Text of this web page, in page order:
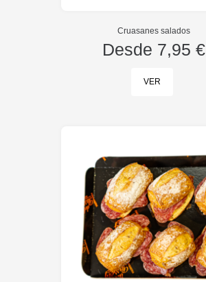
Cruasanes salados
Desde 7,95 €
VER